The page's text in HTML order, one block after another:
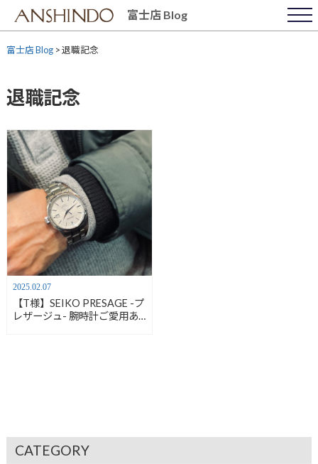
content
富士店 Blog
富士店 Blog>退職記念
退職記念
2025.02.07
【T様】SEIKO PRESAGE -プ
レザージュ- 腕時計ご愛用あ
CATEGORY